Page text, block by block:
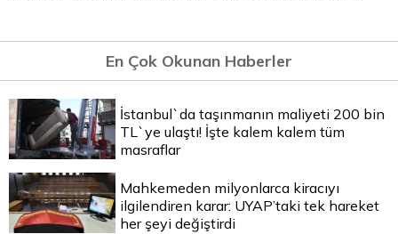
En Çok Okunan Haberler
İstanbul`da taşınmanın maliyeti 200 bin
TL`ye ulaştı! İşte kalem kalem tüm
masraflar
Mahkemeden milyonlarca kiracıyı
ilgilendiren karar: UYAP’taki tek hareket
her şeyi değiştirdi